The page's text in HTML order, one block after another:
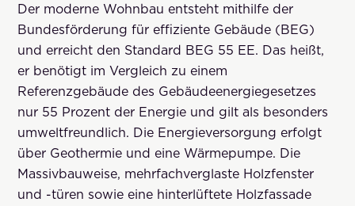
Der moderne Wohnbau entsteht mithilfe der
Bundesförderung für effiziente Gebäude (BEG)
und erreicht den Standard BEG 55 EE. Das heißt,
er benötigt im Vergleich zu einem
Referenzgebäude des Gebäudeenergiegesetzes
nur 55 Prozent der Energie und gilt als besonders
umweltfreundlich. Die Energieversorgung erfolgt
über Geothermie und eine Wärmepumpe. Die
Massivbauweise, mehrfachverglaste Holzfenster
und -türen sowie eine hinterlüftete Holzfassade